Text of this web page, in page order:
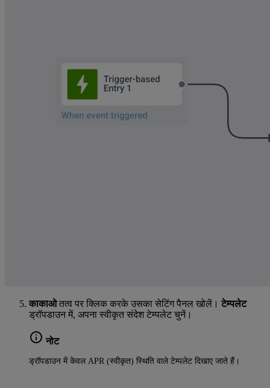
काकाओतत्व पर क्लिक करके उसका सेटिंग पैनल खोलें। टेम्पलेट
ड्रॉपडाउन में, अपना स्वीकृत संदेश टेम्पलेट चुनें।
नोट
ड्रॉपडाउन में केवल APR (स्वीकृत) स्थिति वाले टेम्पलेट दिखाए जाते हैं।